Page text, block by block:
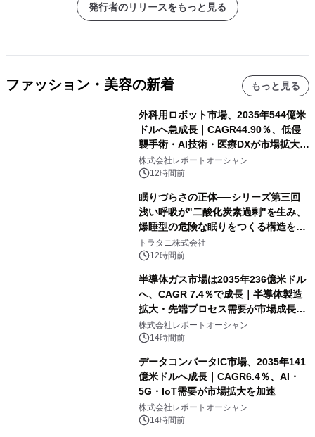
発行者のリリースをもっと見る
ファッション・美容の新着 もっと見る
外科用ロボット市場、2035年544億米
ドルへ急成長｜CAGR44.90％、低侵
襲手術・AI技術・医療DXが市場拡大を
牽引
株式会社レポートオーシャン
12時間前
眠りづらさの正体──シリーズ第三回
浅い呼吸が"二酸化炭素過剰"を生み、
爆睡型の危険な眠りをつくる構造を解
説
トラタニ株式会社
12時間前
半導体ガス市場は2035年236億米ドル
へ、CAGR 7.4％で成長｜半導体製造
拡大・先端プロセス需要が市場成長を
加速
株式会社レポートオーシャン
14時間前
データコンバータIC市場、2035年141
億米ドルへ成長｜CAGR6.4％、AI・
5G・IoT需要が市場拡大を加速
株式会社レポートオーシャン
14時間前